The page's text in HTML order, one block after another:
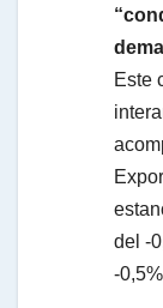
Este
del -
-